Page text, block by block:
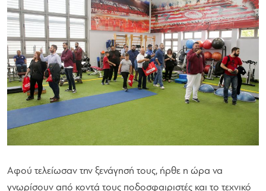
Αφού τελείωσαν την ξενάγησή τους, ήρθε η ώρα να
γνωρίσουν από κοντά τους ποδοσφαιριστές και το τεχνικό